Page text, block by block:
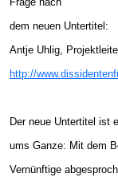
dem neuen Untertitel:
Antje Uhlig,
http://
Der neue Untertitel ist
ums Ganze: Mit dem
Vernünftige